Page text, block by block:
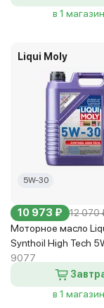
в 1
Liqui Moly
5W-30
10 973 ₽ 12 070
Моторное масло
Synthoil High Tech
9077
в 1